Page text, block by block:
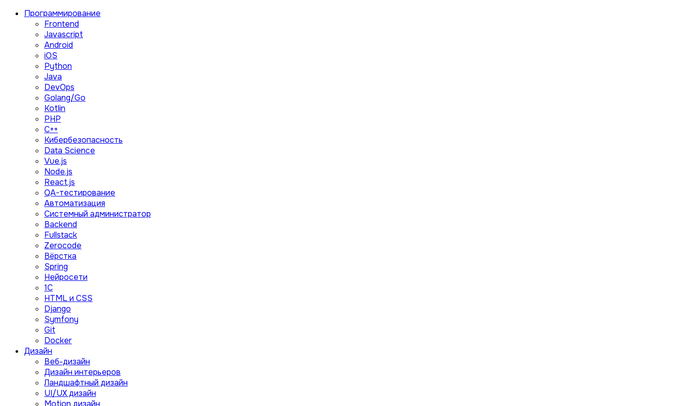
Программирование
Frontend
Javascript
Android
iOS
Python
Java
DevOps
Golang/Go
Kotlin
PHP
C++
Кибербезопасность
Data Science
Vue.js
Node.js
React.js
QA-тестирование
Автоматизация
Системный администратор
Backend
Fullstack
Zerocode
Вёрстка
Spring
Нейросети
1C
HTML и CSS
Django
Symfony
Git
Docker
Дизайн
Веб-дизайн
Дизайн интерьеров
Ландшафтный дизайн
UI/UX дизайн
Motion дизайн